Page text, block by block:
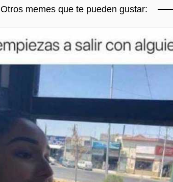
Otros memes que te pueden gustar: